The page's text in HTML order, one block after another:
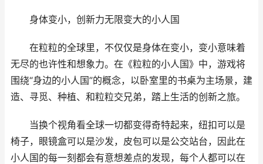
身体变小，创新力无限变大的小人国
在粒粒的全球里，不仅仅是身体在变小，变小意味着
无尽的也许性和想象力。在《粒粒的小人国》中，游戏将
围绕“身边的小人国”的概念，以卧室里的书桌为主场景，建
造、寻觅、种植、和粒粒交兄弟，踏上生活的创新之旅。
当换个视角看全球一切都变得奇特起来，纽扣可以是
椅子，眼镜盒可以是沙发，皮包可以是公交站台，因此在
小人国的每一刻都会有意想差点的发现，每个人都可以在